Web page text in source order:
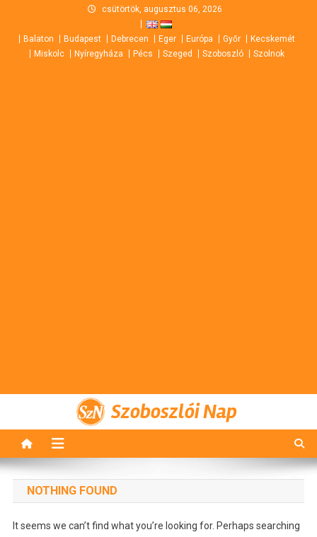
content
csütörtök, augusztus 06, 2026
Balaton Budapest Debrecen Eger Európa Győr
Kecskemét
Miskolc
Nyíregyháza Pécs Szeged Szoboszló Szolnok
Szoboszlói Nap
NOTHING FOUND
It seems we can’t find what you’re looking for. Perhaps searching